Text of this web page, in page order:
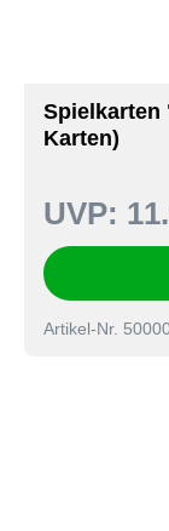
Spielkarten
Karten)
UVP:
Artikel-Nr.